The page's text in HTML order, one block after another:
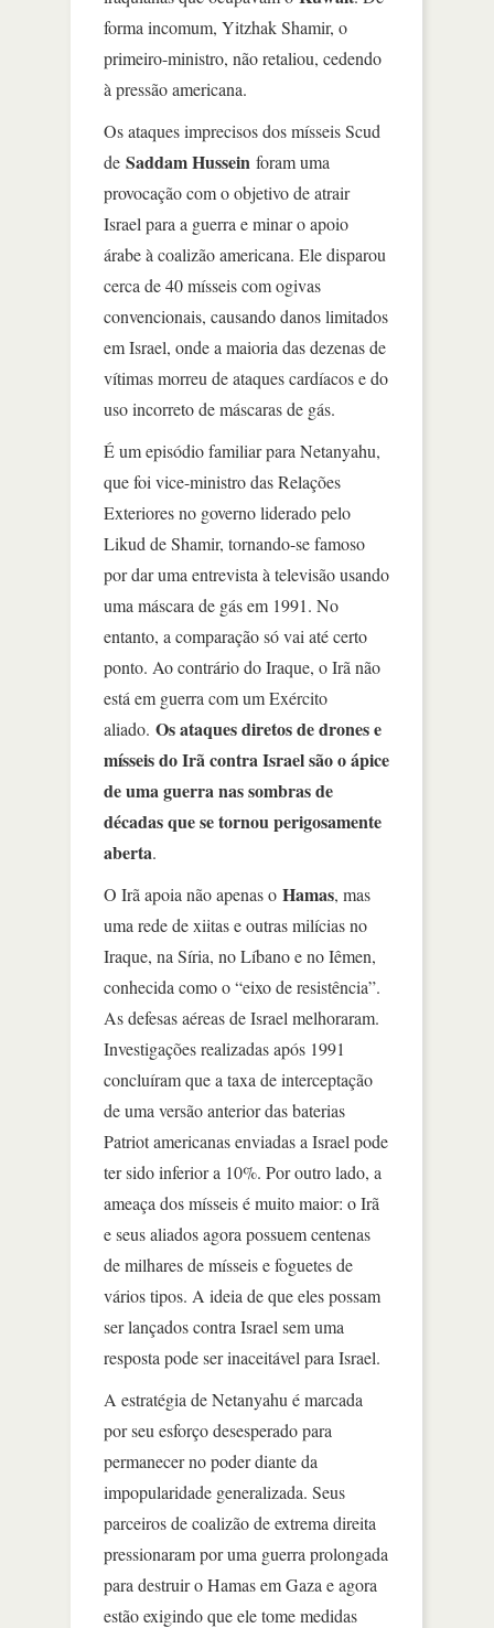
forma incomum, Yitzhak Shamir, o
primeiro-ministro, não retaliou, cedendo
à pressão americana.
Os ataques imprecisos dos mísseis Scud
de Saddam Hussein foram uma
provocação com o objetivo de atrair
Israel para a guerra e minar o apoio
árabe à coalizão americana. Ele disparou
cerca de 40 mísseis com ogivas
convencionais, causando danos limitados
em Israel, onde a maioria das dezenas de
vítimas morreu de ataques cardíacos e do
uso incorreto de máscaras de gás.
É um episódio familiar para Netanyahu,
que foi vice-ministro das Relações
Exteriores no governo liderado pelo
Likud de Shamir, tornando-se famoso
por dar uma entrevista à televisão usando
uma máscara de gás em 1991. No
entanto, a comparação só vai até certo
ponto. Ao contrário do Iraque, o Irã não
está em guerra com um Exército
aliado. Os ataques diretos de drones e
mísseis do Irã contra Israel são o ápice
de uma guerra nas sombras de
décadas que se tornou perigosamente
aberta.
O Irã apoia não apenas o Hamas, mas
uma rede de xiitas e outras milícias no
Iraque, na Síria, no Líbano e no Iêmen,
conhecida como o “eixo de resistência”.
As defesas aéreas de Israel melhoraram.
Investigações realizadas após 1991
concluíram que a taxa de interceptação
de uma versão anterior das baterias
Patriot americanas enviadas a Israel pode
ter sido inferior a 10%. Por outro lado, a
ameaça dos mísseis é muito maior: o Irã
e seus aliados agora possuem centenas
de milhares de mísseis e foguetes de
vários tipos. A ideia de que eles possam
ser lançados contra Israel sem uma
resposta pode ser inaceitável para Israel.
A estratégia de Netanyahu é marcada
por seu esforço desesperado para
permanecer no poder diante da
impopularidade generalizada. Seus
parceiros de coalizão de extrema direita
pressionaram por uma guerra prolongada
para destruir o Hamas em Gaza e agora
estão exigindo que ele tome medidas